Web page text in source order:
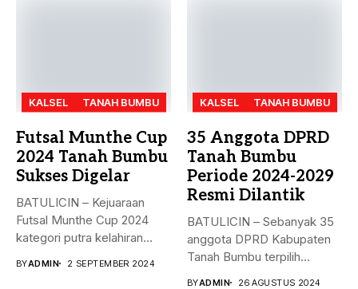
KALSEL TANAH BUMBU
Futsal Munthe Cup
2024 Tanah Bumbu
Sukses Digelar
BATULICIN – Kejuaraan
Futsal Munthe Cup 2024
kategori putra kelahiran
BYADMIN 2 SEPTEMBER 2024
KALSEL TANAH BUMBU
35 Anggota DPRD
Tanah Bumbu
Periode 2024-2029
Resmi Dilantik
BATULICIN – Sebanyak 35
anggota DPRD Kabupaten
Tanah Bumbu terpilih
BYADMIN 26 AGUSTUS 2024